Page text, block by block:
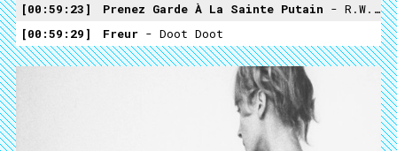
00:59:23
Prenez Garde À La Sainte Putain - R.W. Fassbinder
00:59:29
Freur - Doot Doot